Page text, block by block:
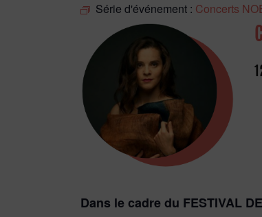
Série d'événement : Concerts
Dans le cadre du FESTIVAL